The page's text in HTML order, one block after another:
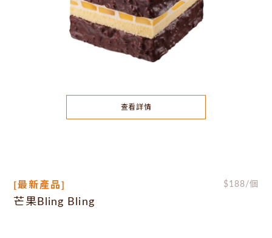
查看詳情
[最新產品] $188/個
芒果Bling Bling